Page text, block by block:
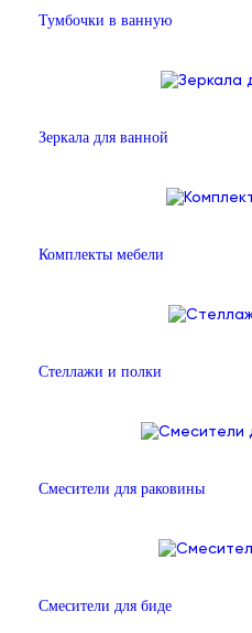
Тумбочки в ванную
Зеркала для ванной
Комплекты мебели
Стеллажи и полки
Смесители для раковины
Смесители для биде